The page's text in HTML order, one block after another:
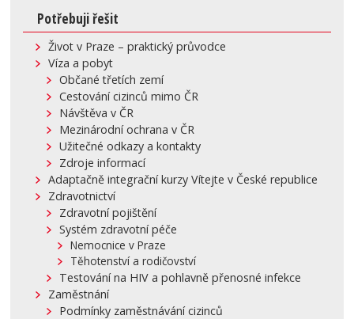
Potřebuji řešit
Život v Praze – praktický průvodce
Víza a pobyt
Občané třetích zemí
Cestování cizinců mimo ČR
Návštěva v ČR
Mezinárodní ochrana v ČR
Užitečné odkazy a kontakty
Zdroje informací
Adaptačně integrační kurzy Vítejte v České republice
Zdravotnictví
Zdravotní pojištění
Systém zdravotní péče
Nemocnice v Praze
Těhotenství a rodičovství
Testování na HIV a pohlavně přenosné infekce
Zaměstnání
Podmínky zaměstnávání cizinců